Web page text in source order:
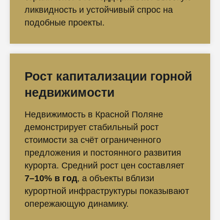
ликвидность и устойчивый спрос на
подобные проекты.
Рост капитализации горной
недвижимости
Недвижимость в Красной Поляне
демонстрирует стабильный рост
стоимости за счёт ограниченного
предложения и постоянного развития
курорта. Средний рост цен составляет
7–10% в год, а объекты вблизи
курортной инфраструктуры показывают
опережающую динамику.